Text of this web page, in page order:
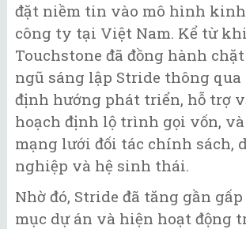
đặt niềm tin vào mô hình
công ty tại Việt Nam. Kể từ
Touchstone đã đồng hành
ngũ sáng lập Stride thông
định hướng phát triển, hỗ trợ
hoạch định lộ trình gọi vốn,
mạng lưới đối tác chính sách,
nghiệp và hệ sinh thái.
Nhờ đó, Stride đã tăng gần
mục dự án và hiện hoạt động